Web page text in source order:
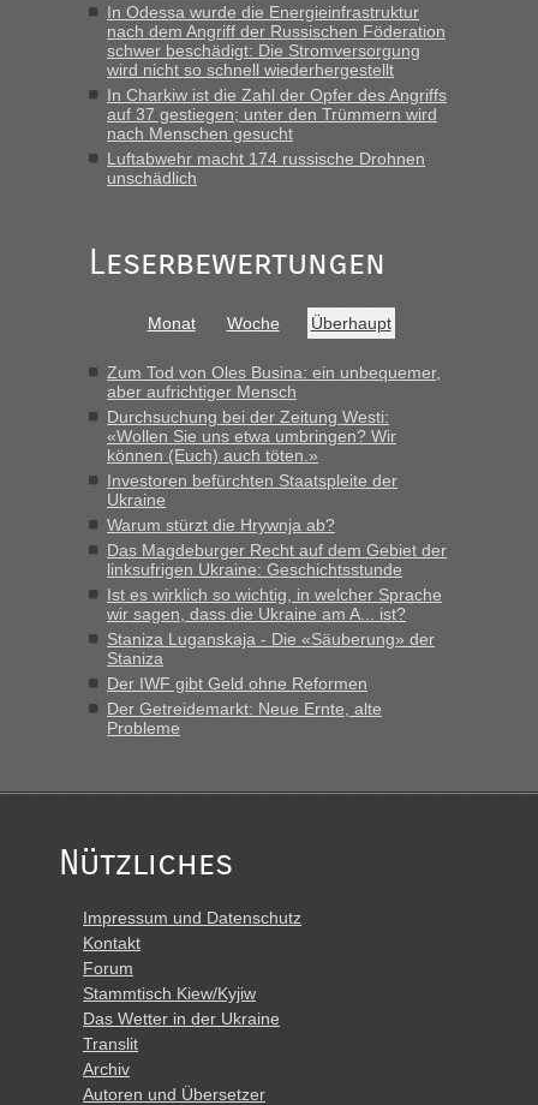
In Odessa wurde die Energieinfrastruktur
nach dem Angriff der Russischen Föderation
schwer beschädigt: Die Stromversorgung
wird nicht so schnell wiederhergestellt
In Charkiw ist die Zahl der Opfer des Angriffs
auf 37 gestiegen; unter den Trümmern wird
nach Menschen gesucht
Luftabwehr macht 174 russische Drohnen
unschädlich
Leserbewertungen
Monat Woche Überhaupt
Zum Tod von Oles Busina: ein unbequemer,
aber aufrichtiger Mensch
Durchsuchung bei der Zeitung Westi:
«Wollen Sie uns etwa umbringen? Wir
können (Euch) auch töten.»
Investoren befürchten Staatspleite der
Ukraine
Warum stürzt die Hrywnja ab?
Das Magdeburger Recht auf dem Gebiet der
linksufrigen Ukraine: Geschichtsstunde
Ist es wirklich so wichtig, in welcher Sprache
wir sagen, dass die Ukraine am A... ist?
Staniza Luganskaja - Die «Säuberung» der
Staniza
Der IWF gibt Geld ohne Reformen
Der Getreidemarkt: Neue Ernte, alte
Probleme
Nützliches
Impressum und Datenschutz
Kontakt
Forum
Stammtisch Kiew/Kyjiw
Das Wetter in der Ukraine
Translit
Archiv
Autoren und Übersetzer